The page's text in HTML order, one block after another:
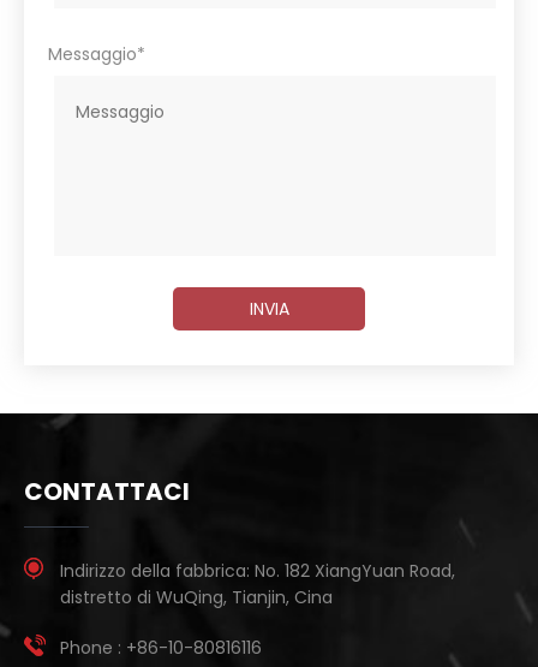
Messaggio*
INVIA
CONTATTACI
Indirizzo della fabbrica: No. 182 XiangYuan Road,
distretto di WuQing, Tianjin, Cina
Phone : +86-10-80816116